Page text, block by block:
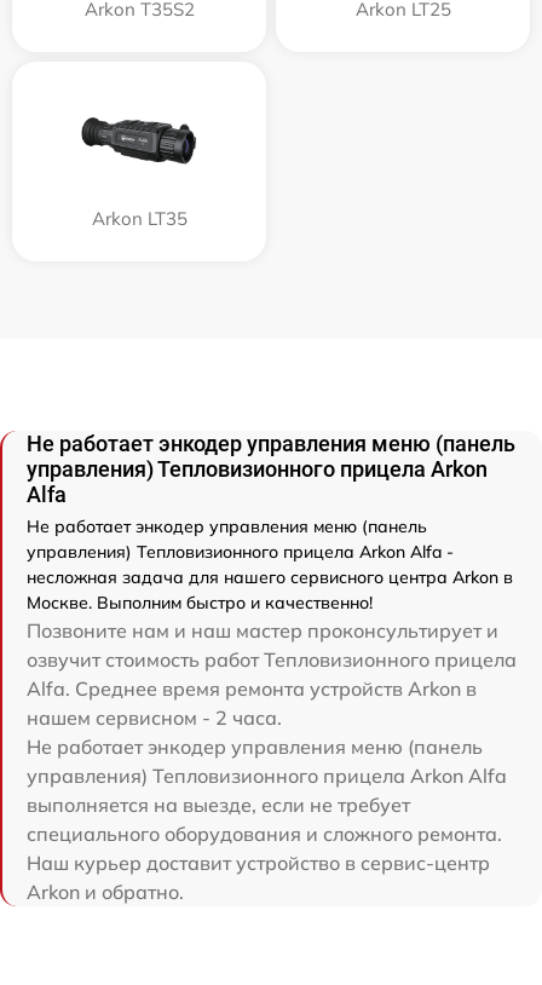
Arkon T35S2 Arkon LT25
Arkon LT35
Не работает энкодер управления меню (панель
управления) Тепловизионного прицела Arkon
Alfa
Не работает энкодер управления меню (панель
управления) Тепловизионного прицела Arkon Alfa -
несложная задача для нашего сервисного центра Arkon в
Москве. Выполним быстро и качественно!
Позвоните нам и наш мастер проконсультирует и
озвучит стоимость работ Тепловизионного прицела
Alfa. Среднее время ремонта устройств Arkon в
нашем сервисном - 2 часа.
Не работает энкодер управления меню (панель
управления) Тепловизионного прицела Arkon Alfa
выполняется на выезде, если не требует
специального оборудования и сложного ремонта.
Наш курьер доставит устройство в сервис-центр
Arkon и обратно.